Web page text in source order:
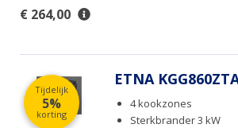
€ 264,00
Tijdelijk
5%
korting
ETNA
4 kookzones
Sterkbrander 3 kW